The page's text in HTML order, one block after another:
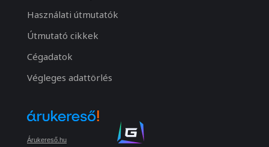
Használati útmutatók
Útmutató cikkek
Cégadatok
Végleges adattörlés
Árukereső.hu